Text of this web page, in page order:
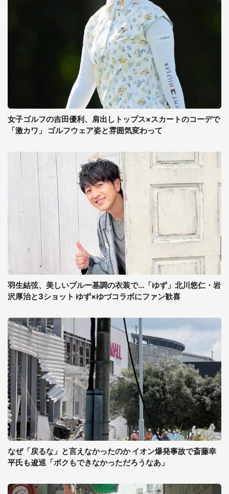
女子ゴルフの吉田優利、肩出しトップス×スカートのコーデで
「激カワ」 ゴルフウェア姿と雰囲気変わって
羽生結弦、美しいブルー基調の衣装で...「ゆず」北川悠仁・岩
沢厚治と3ショット ゆず×ゆづコラボにファン歓喜
なぜ「戻るな」と言えなかったのか イオン爆発事故で斎藤幸
平氏も逡巡「ボクもできなかっただろうなあ」